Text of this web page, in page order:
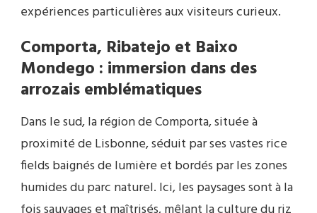
expériences particulières aux visiteurs curieux.
Comporta, Ribatejo et Baixo
Mondego : immersion dans des
arrozais emblématiques
Dans le sud, la région de Comporta, située à
proximité de Lisbonne, séduit par ses vastes rice
fields baignés de lumière et bordés par les zones
humides du parc naturel. Ici, les paysages sont à la